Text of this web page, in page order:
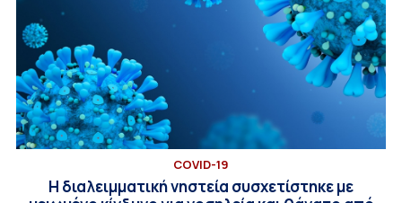
COVID-19
Η διαλειμματική νηστεία συσχετίστηκε με